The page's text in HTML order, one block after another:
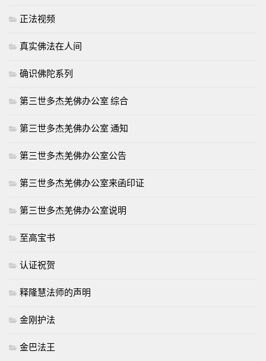
正法视频
真实佛法在人间
确识佛陀系列
第三世多杰羌佛办公室 综合
第三世多杰羌佛办公室 通知
第三世多杰羌佛办公室公告
第三世多杰羌佛办公室来函印证
第三世多杰羌佛办公室说明
至高宝书
认证祝贺
释隆慧法师的声明
金刚护法
金巴法王